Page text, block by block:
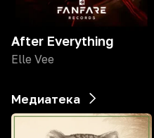
After Everything
Elle Vee
Медиатека